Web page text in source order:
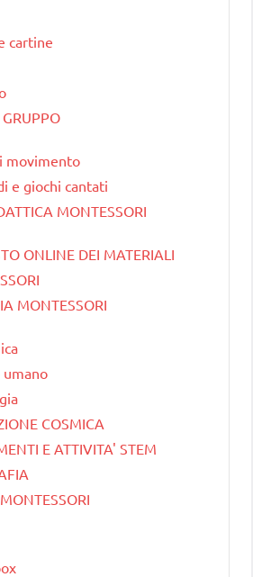
cartine
movimento
e giochi cantati
MONTESSORI
ONLINE DEI MATERIALI
MONTESSORI
umano
COSMICA
E ATTIVITA' STEM